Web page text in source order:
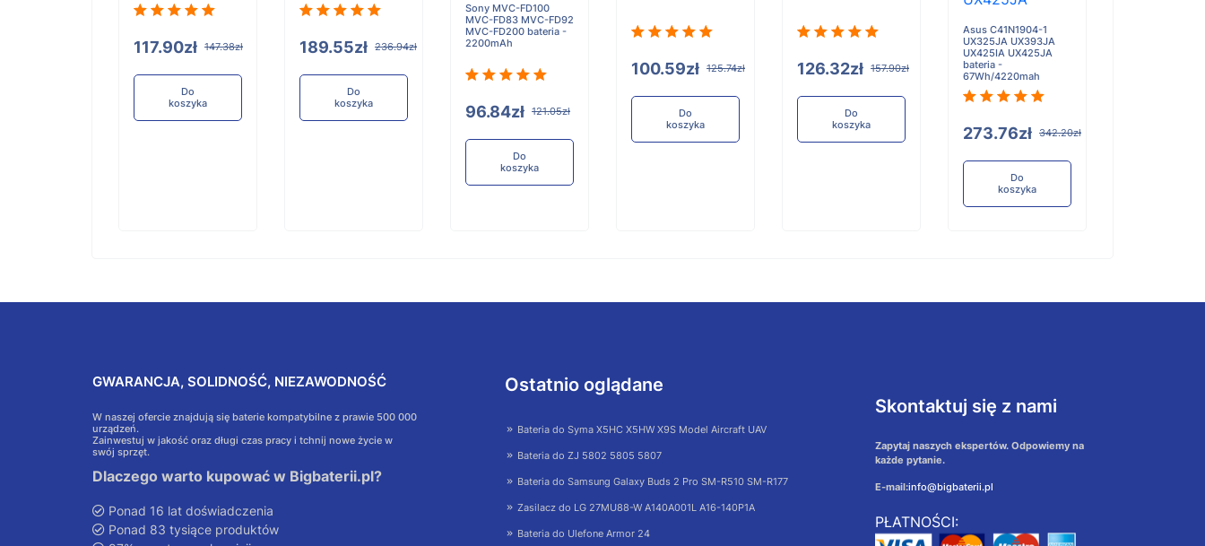
117.90zł 147.38zł
Do
koszyka
189.55zł 236.94zł
Do
koszyka
Sony MVC-FD100
MVC-FD83 MVC-FD92
MVC-FD200 bateria -
2200mAh
96.84zł 121.05zł
Do
koszyka
100.59zł 125.74zł
Do
koszyka
126.32zł 157.90zł
Do
koszyka
Asus C41N1904-1
UX325JA UX393JA
UX425IA UX425JA
bateria -
67Wh/4220mah
273.76zł 342.20zł
Do
koszyka
GWARANCJA, SOLIDNOŚĆ, NIEZAWODNOŚĆ
W naszej ofercie znajdują się baterie kompatybilne z prawie 500 000
urządzeń.
Zainwestuj w jakość oraz długi czas pracy i tchnij nowe życie w
swój sprzęt.
Dlaczego warto kupować w Bigbaterii.pl?
Ponad 16 lat doświadczenia
Ponad 83 tysiące produktów
Ostatnio oglądane
Bateria do Syma X5HC X5HW X9S Model Aircraft UAV
Bateria do ZJ 5802 5805 5807
Bateria do Samsung Galaxy Buds 2 Pro SM-R510 SM-R177
Zasilacz do LG 27MU88-W A140A001L A16-140P1A
Bateria do Ulefone Armor 24
Skontaktuj się z nami
Zapytaj naszych ekspertów. Odpowiemy na
każde pytanie.
E-mail:info@bigbaterii.pl
PŁATNOŚCI: